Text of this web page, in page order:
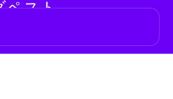
ペスト